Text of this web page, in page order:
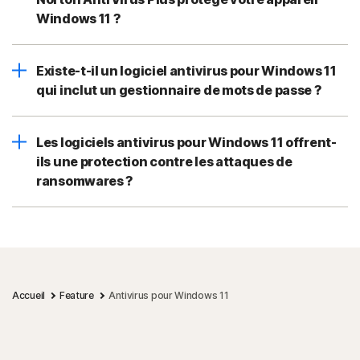
Windows 11 ?
Existe-t-il un logiciel antivirus pour Windows 11
qui inclut un gestionnaire de mots de passe ?
Les logiciels antivirus pour Windows 11 offrent-
ils une protection contre les attaques de
ransomwares ?
Accueil Feature Antivirus pour Windows 11